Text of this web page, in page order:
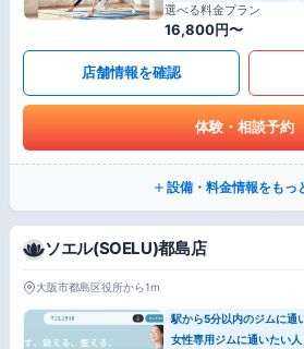
選べる料金プラン
16,800円〜
店舗情報を確認
体験・相談予約
設備・料金情報をもっ
ソエル(SOELU)都島店
大阪市都島区役所から1m
駅から5分以内のジムに通
女性専用ジムに通いたい人